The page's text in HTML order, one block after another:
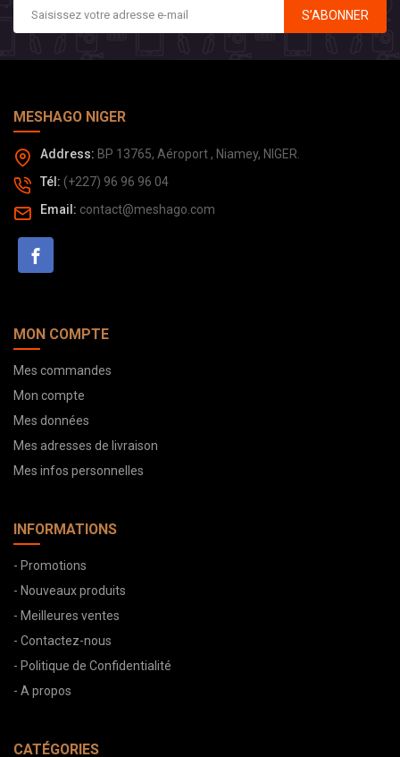
S’ABONNER
MESHAGO NIGER
Address: BP 13765, Aéroport , Niamey, NIGER.
Tél: (+227) 96 96 96 04
Email: contact@meshago.com
MON COMPTE
Mes commandes
Mon compte
Mes données
Mes adresses de livraison
Mes infos personnelles
INFORMATIONS
- Promotions
- Nouveaux produits
- Meilleures ventes
- Contactez-nous
- Politique de Confidentialité
- A propos
CATÉGORIES